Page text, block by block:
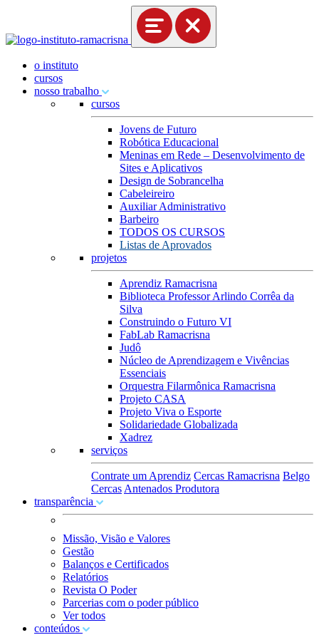
o instituto
cursos
nosso trabalho
cursos
Jovens de Futuro
Robótica Educacional
Meninas em Rede – Desenvolvimento de
Sites e Aplicativos
Design de Sobrancelha
Cabeleireiro
Auxiliar Administrativo
Barbeiro
TODOS OS CURSOS
Listas de Aprovados
projetos
Aprendiz Ramacrisna
Biblioteca Professor Arlindo Corrêa da
Silva
Construindo o Futuro VI
FabLab Ramacrisna
Judô
Núcleo de Aprendizagem e Vivências
Essenciais
Orquestra Filarmônica Ramacrisna
Projeto CASA
Projeto Viva o Esporte
Solidariedade Globalizada
Xadrez
serviços
Contrate um Aprendiz Cercas Ramacrisna Belgo
Cercas Antenados Produtora
transparência
Missão, Visão e Valores
Gestão
Balanços e Certificados
Relatórios
Revista O Poder
Parcerias com o poder público
Ver todos
conteúdos